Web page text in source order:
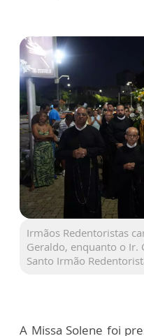
Irmãos Redentoristas
Geraldo, enquanto o Ir.
Santo Irmão
A Missa Solene foi